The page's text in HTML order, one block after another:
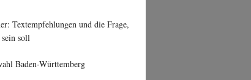
Textempfehlungen und die Frage,
soll
Baden-Württemberg